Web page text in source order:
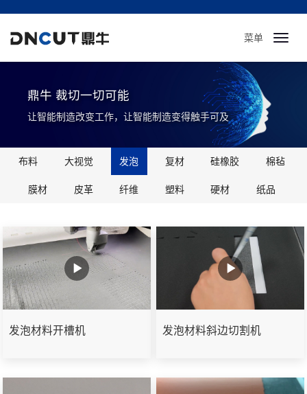
菜单
鼎牛 裁切一切可能
让智能制造改变工作，让智能制造变得触手可及
布料 大视觉 发泡 复材 硅橡胶 棉毡
膜材 皮革 纤维 塑料 硬材 纸品
发泡材料开槽机 发泡材料斜边切割机